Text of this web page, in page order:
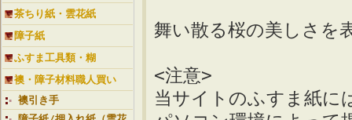
茶ちり紙・雲花紙
障子紙
ふすま工具類・糊
襖・障子材料職人買い
襖引き手
舞い散る桜の美しさを
<注意>
当サイトのふすま紙に